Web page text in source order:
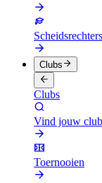
Scheidsrechters
Clubs
Clubs
Vind jouw club
Toernooien